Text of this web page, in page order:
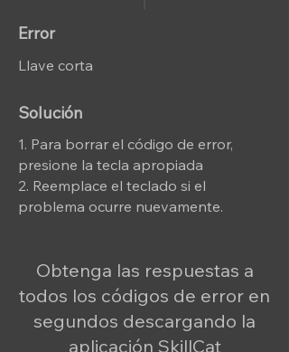
Error
Llave corta
Solución
1. Para borrar el código de error,
presione la tecla apropiada
2. Reemplace el teclado si el
problema ocurre nuevamente.
Obtenga las respuestas a
todos los códigos de error en
segundos descargando la
aplicación SkillCat